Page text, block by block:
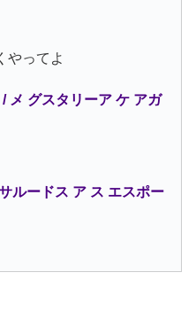
やってよ
メ グスタリーア ケ アガ
ルードス ア ス エスポー